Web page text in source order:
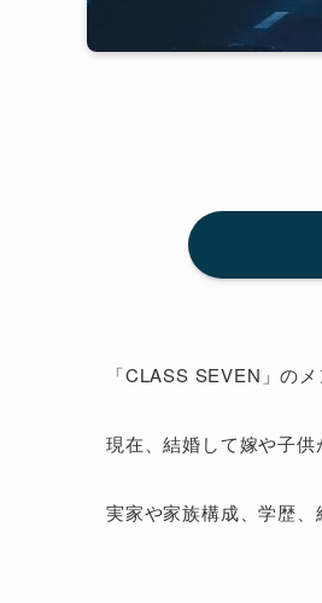
「CLASS SEVEN」の
現在、結婚して嫁や子供
実家や家族構成、学歴、